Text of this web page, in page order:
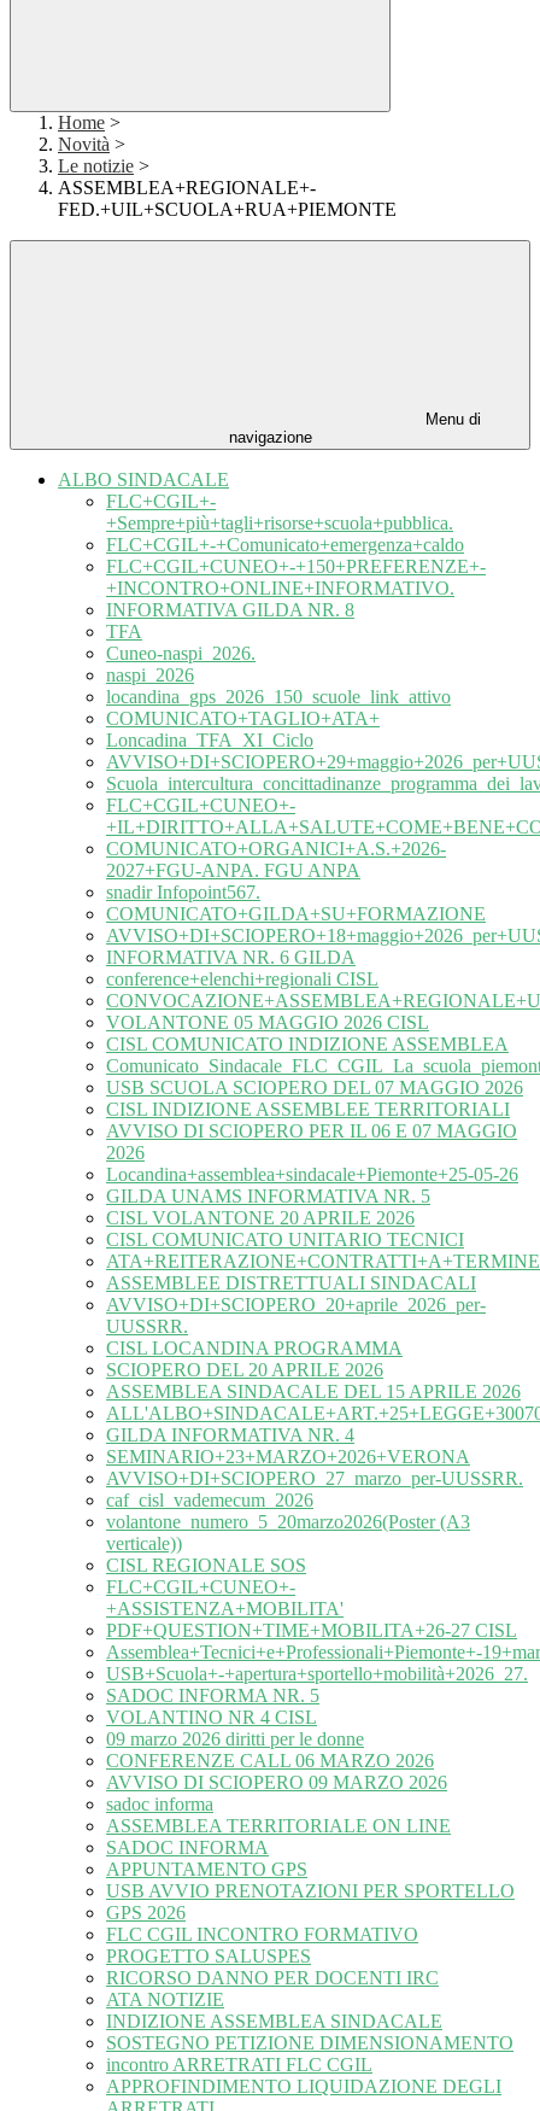
Home >
Novità >
Le notizie >
ASSEMBLEA+REGIONALE+-
FED.+UIL+SCUOLA+RUA+PIEMONTE
Menu di
navigazione
ALBO SINDACALE
FLC+CGIL+-
+Sempre+più+tagli+risorse+scuola+pubblica.
FLC+CGIL+-+Comunicato+emergenza+caldo
FLC+CGIL+CUNEO+-+150+PREFERENZE+-
+INCONTRO+ONLINE+INFORMATIVO.
INFORMATIVA GILDA NR. 8
TFA
Cuneo-naspi_2026.
naspi_2026
locandina_gps_2026_150_scuole_link_attivo
COMUNICATO+TAGLIO+ATA+
Loncadina_TFA_XI_Ciclo
FLC+CGIL+CUNEO+-
COMUNICATO+ORGANICI+A.S.+2026-
2027+FGU-ANPA. FGU ANPA
snadir Infopoint567.
COMUNICATO+GILDA+SU+FORMAZIONE
INFORMATIVA NR. 6 GILDA
conference+elenchi+regionali CISL
VOLANTONE 05 MAGGIO 2026 CISL
CISL COMUNICATO INDIZIONE ASSEMBLEA
USB SCUOLA SCIOPERO DEL 07 MAGGIO 2026
CISL INDIZIONE ASSEMBLEE TERRITORIALI
AVVISO DI SCIOPERO PER IL 06 E 07 MAGGIO
2026
Locandina+assemblea+sindacale+Piemonte+25-05-26
GILDA UNAMS INFORMATIVA NR. 5
CISL VOLANTONE 20 APRILE 2026
CISL COMUNICATO UNITARIO TECNICI
ATA+REITERAZIONE+CONTRATTI+A+TERMINE
ASSEMBLEE DISTRETTUALI SINDACALI
AVVISO+DI+SCIOPERO_20+aprile_2026_per-
UUSSRR.
CISL LOCANDINA PROGRAMMA
SCIOPERO DEL 20 APRILE 2026
ASSEMBLEA SINDACALE DEL 15 APRILE 2026
GILDA INFORMATIVA NR. 4
SEMINARIO+23+MARZO+2026+VERONA
AVVISO+DI+SCIOPERO_27_marzo_per-UUSSRR.
caf_cisl_vademecum_2026
volantone_numero_5_20marzo2026(Poster (A3
verticale))
CISL REGIONALE SOS
FLC+CGIL+CUNEO+-
+ASSISTENZA+MOBILITA'
PDF+QUESTION+TIME+MOBILITA+26-27 CISL
Assemblea+Tecnici+e+Professionali+Piemonte+-
USB+Scuola+-+apertura+sportello+mobilità+2026_27.
SADOC INFORMA NR. 5
VOLANTINO NR 4 CISL
09 marzo 2026 diritti per le donne
CONFERENZE CALL 06 MARZO 2026
AVVISO DI SCIOPERO 09 MARZO 2026
sadoc informa
ASSEMBLEA TERRITORIALE ON LINE
SADOC INFORMA
APPUNTAMENTO GPS
USB AVVIO PRENOTAZIONI PER SPORTELLO
GPS 2026
FLC CGIL INCONTRO FORMATIVO
PROGETTO SALUSPES
RICORSO DANNO PER DOCENTI IRC
ATA NOTIZIE
INDIZIONE ASSEMBLEA SINDACALE
SOSTEGNO PETIZIONE DIMENSIONAMENTO
incontro ARRETRATI FLC CGIL
APPROFINDIMENTO LIQUIDAZIONE DEGLI